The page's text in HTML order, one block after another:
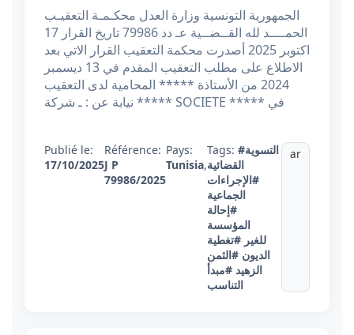
الجمهورية التونسية وزارة العدل محكـمـة التعقيـب
الحمــــد لله القــضــية عـ دد 79986 تاريخ القرار 17
اكتوبر 2025 أصدرت محكمة التعقيب القرار الاتي بعد
الاطلاع على مطلب التعقيب المقدم في 13 ديسمبر
2024 من الأستاذة ***** المحامية لدى التعقيب
نيابة عن : ـ شركة ***** SOCIETE ***** في
Publié le:
17/10/2025
Référence:
J P
79986/2025
Pays:
Tunisia,
Tags: #التسوية
القضائية
#الإجراءات
الجماعية
#إحالة
المؤسسة
للغير #تغطية
الديون #الثمن
الزهيد #مبدأ
التناسب
ar